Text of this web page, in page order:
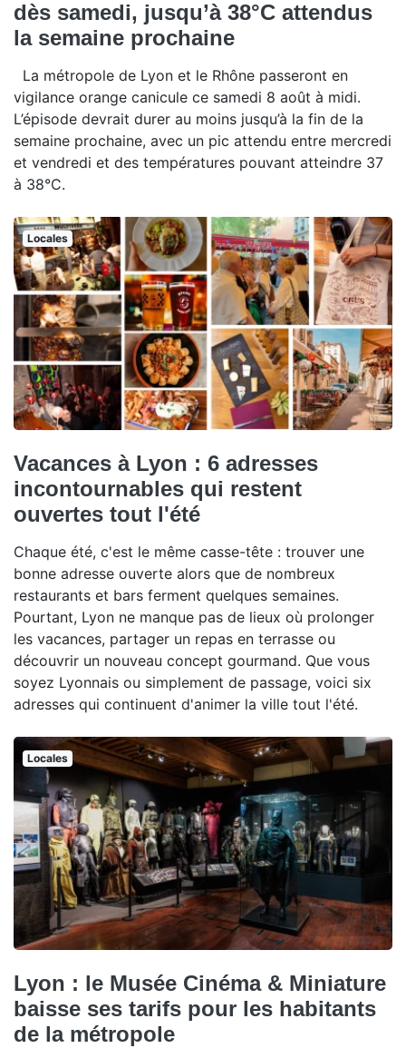
dès samedi, jusqu’à 38°C attendus
la semaine prochaine
La métropole de Lyon et le Rhône passeront en
vigilance orange canicule ce samedi 8 août à midi.
L’épisode devrait durer au moins jusqu’à la fin de la
semaine prochaine, avec un pic attendu entre mercredi
et vendredi et des températures pouvant atteindre 37
à 38°C.
Locales
Vacances à Lyon : 6 adresses
incontournables qui restent
ouvertes tout l'été
Chaque été, c'est le même casse-tête : trouver une
bonne adresse ouverte alors que de nombreux
restaurants et bars ferment quelques semaines.
Pourtant, Lyon ne manque pas de lieux où prolonger
les vacances, partager un repas en terrasse ou
découvrir un nouveau concept gourmand. Que vous
soyez Lyonnais ou simplement de passage, voici six
adresses qui continuent d'animer la ville tout l'été.
Locales
Lyon : le Musée Cinéma & Miniature
baisse ses tarifs pour les habitants
de la métropole